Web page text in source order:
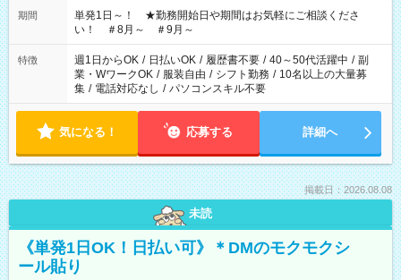
期間
単発1日～！ ★勤務開始日や期間はお気軽にご相談くださ
い！ ＃8月～ ＃9月～
特徴 週1日からOK / 日払いOK / 履歴書不要 / 40～50代活躍中 / 副
業・WワークOK / 服装自由 / シフト勤務 / 10名以上の大量募
集 / 電話対応なし / パソコンスキル不要
気になる！ 応募する 詳細へ
掲載日：2026.08.08
未読
《単発1日OK！日払い可》＊DMのモクモクシ
ール貼り